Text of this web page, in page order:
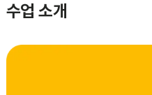
수업 소개